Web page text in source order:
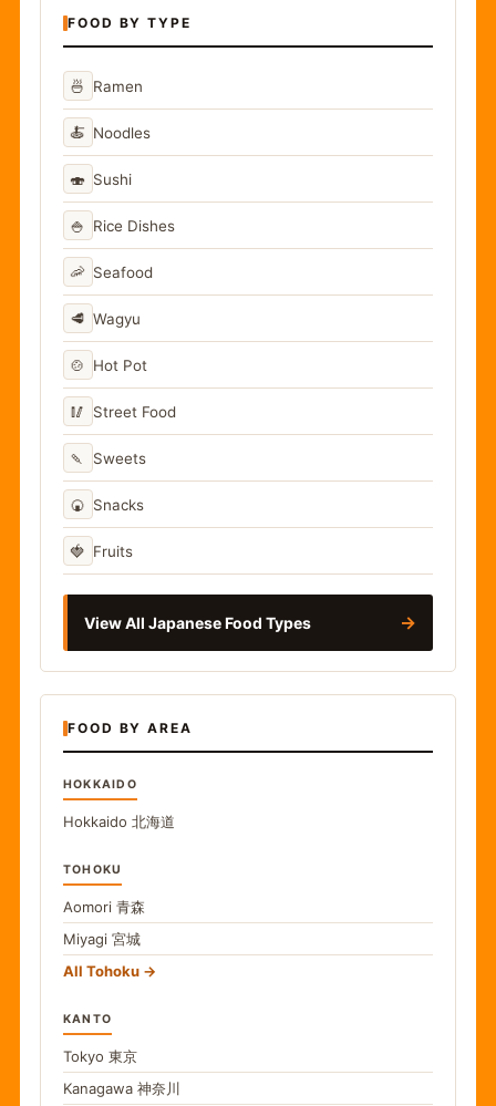
FOOD BY TYPE
🍜 Ramen
🍝 Noodles
🍣 Sushi
🍚 Rice Dishes
🦐 Seafood
🥩 Wagyu
🍲 Hot Pot
🥢 Street Food
🍡 Sweets
🍘 Snacks
🍓 Fruits
View All Japanese Food Types →
FOOD BY AREA
HOKKAIDO
Hokkaido 北海道
TOHOKU
Aomori 青森
Miyagi 宮城
All Tohoku
KANTO
Tokyo 東京
Kanagawa 神奈川